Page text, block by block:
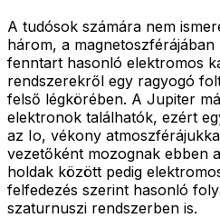
A tudósok számára nem
három, a magnetoszférájában
fenntart hasonló elektromos
rendszerekről egy ragyogó
felső légkörében. A Jupiter
elektronok találhatók, ezért
az Io, vékony
vezetőként mozognak ebben
holdak között pedig
felfedezés szerint hasonló
szaturnuszi rendszerben is.